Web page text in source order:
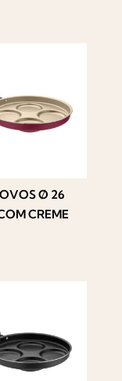
Ø 26
CREME